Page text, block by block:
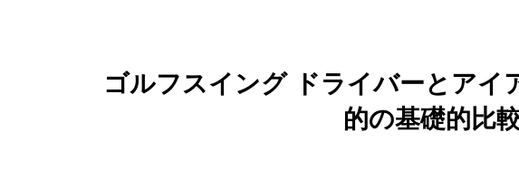
ゴルフスイング ドライバーとアイ
的の基礎的比